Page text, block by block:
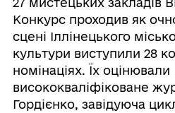
Конкурс проходив як
сцені Іллінецького
культури виступили 28
номінаціях. Їх оцінювали
висококваліфіковане
Гордієнко, завідуюча